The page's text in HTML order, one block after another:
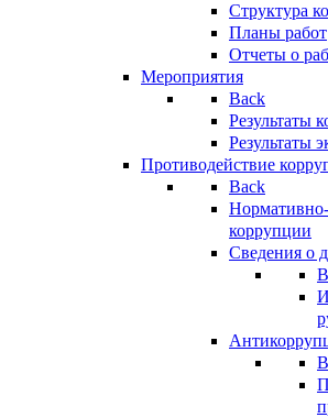
Структура
Планы работ
Отчеты о
Мероприятия
Back
Результаты
Результаты
Противодействие
Back
коррупции
Сведения о